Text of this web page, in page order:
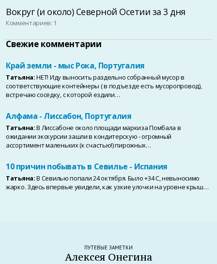
Вокруг (и около) Северной Осетии за 3 дня
Комментариев: 1
Свежие комментарии
Край земли - мыс Рока, Португалия
Татьяна:НЕТ! Иду выносить раздельно собранный мусор в
соответствующие контейнеры ( в подъезде есть мусоропровод),
встречаю соседку, с которой ездили…
Алфама - Лиссабон, Португалия
Татьяна:В Лиссабоне около площади маркиза Помбала в
ожидании экскурсии зашли в кондитерскую - огромный
ассортимент маленьких (к счастью!) пирожных…
10 причин побывать в Севилье - Испания
Татьяна:В Севилью попали 24 октября. Было +34 С, невыносимо
жарко. Здесь впервые увидели, как узкие улочки на уровне крыш…
ПУТЕВЫЕ ЗАМЕТКИ
Алексея Онегина